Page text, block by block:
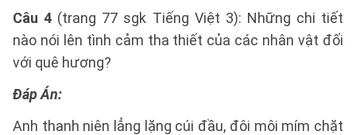
Câu 4 (trang 77 sgk Tiếng Việt 3): Những chi tiết
nào nói lên tình cảm tha thiết của các nhân vật đối
với quê hương?
Đáp Án:
Anh thanh niên lẳng lặng cúi đầu, đôi môi mím chặt